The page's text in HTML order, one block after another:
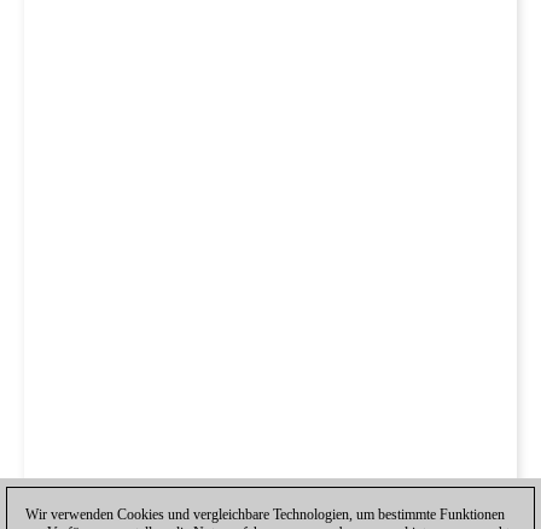
Wir verwenden Cookies und vergleichbare Technologien, um bestimmte Funktionen